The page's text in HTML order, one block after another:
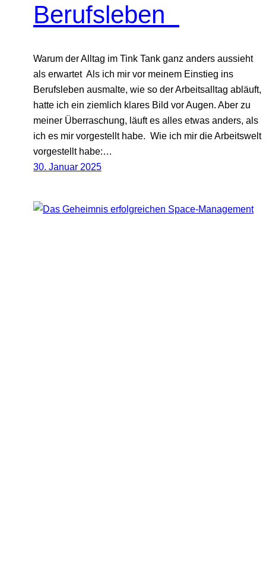
Berufsleben
Warum der Alltag im Tink Tank ganz anders aussieht
als erwartet Als ich mir vor meinem Einstieg ins
Berufsleben ausmalte, wie so der Arbeitsalltag abläuft,
hatte ich ein ziemlich klares Bild vor Augen. Aber zu
meiner Überraschung, läuft es alles etwas anders, als
ich es mir vorgestellt habe. Wie ich mir die Arbeitswelt
vorgestellt habe:…
30. Januar 2025